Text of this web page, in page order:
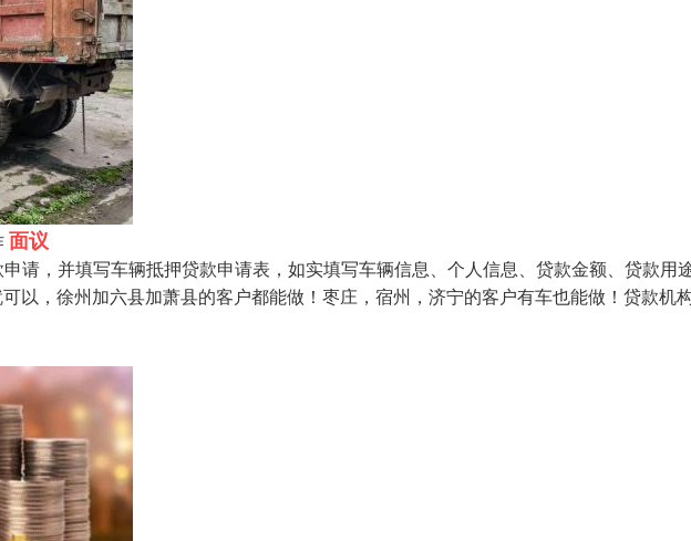
面议
请，并填写车辆抵押贷款申请表，如实填写车辆信息、个人信息、贷款金额、贷款用
以，徐州加六县加萧县的客户都能做！枣庄，宿州，济宁的客户有车也能做！贷款机